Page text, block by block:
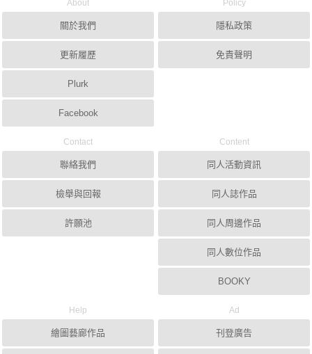
About
關於我們
更新履歷
Plurk
Facebook
Policy
隱私政策
免責聲明
Contact
聯絡我們
檢舉與回報
許願池
Content
同人活動資訊
同人誌作品
同人周邊作品
同人數位作品
BOOKY
Help
繪圖藝廊作品
Ad
刊登廣告